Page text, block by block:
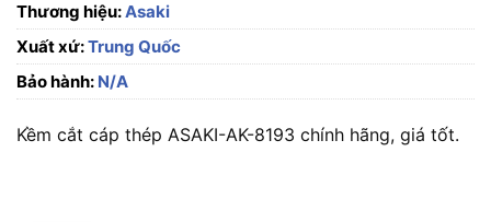
Thương hiệu:Asaki
Xuất xứ:Trung Quốc
Bảo hành: N/A
Kềm cắt cáp thép ASAKI-AK-8193 chính hãng, giá tốt.